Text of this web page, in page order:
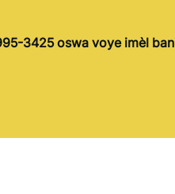
3425 oswa voye imèl ban